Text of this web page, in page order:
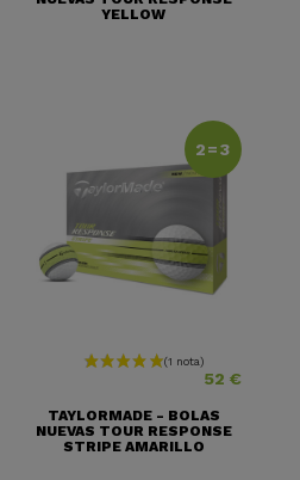
YELLOW
2=3
Precio 52 €
TAYLORMADE - BOLAS
NUEVAS TOUR RESPONSE
STRIPE AMARILLO